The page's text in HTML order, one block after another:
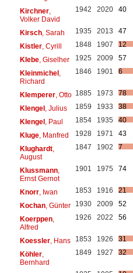
Kirchner,
Volker David
1942 2020 40
Kirsch, Sarah 1935 2013
47
Kistler, Cyrill 1848 1907
12
Klebe, Giselher 1925 2009
57
Kleinmichel,
Richard
1846 1901 6
Klemperer, Otto 1885 1973
78
Klengel, Julius 1859 1933
38
Klengel, Paul 1854 1935
40
Kluge, Manfred 1928 1971
43
Klughardt,
August
1847 1902 7
Klussmann,
Ernst Gernot
1901 1975 74
Knorr, Iwan 1853 1916
21
Kochan, Günter 1930 2009
52
Koerppen,
Alfred
1926 2022 56
Koessler, Hans 1853 1926
31
Köhler,
Bernhard
1849 1927 32